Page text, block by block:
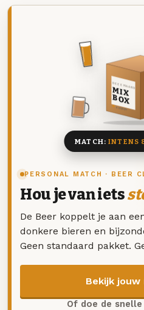
PERSONAL MATCH · BEER
Hou je van iets
De Beer koppelt je aan
donkere bieren en
Geen standaard pakket.
Bekijk
Of doe de
DEZE MAAND
MIX
BOX
8 BIEREN
MATCH:INTENS